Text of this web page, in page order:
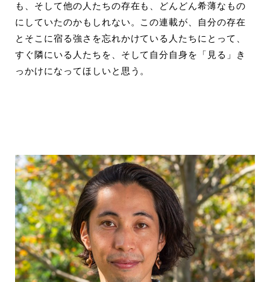
も、そして他の人たちの存在も、どんどん希薄なもの
にしていたのかもしれない。この連載が、自分の存在
とそこに宿る強さを忘れかけている人たちにとって、
すぐ隣にいる人たちを、そして自分自身を「見る」き
っかけになってほしいと思う。